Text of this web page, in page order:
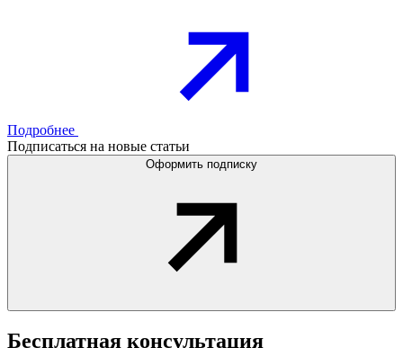
Подробнее
Подписаться на новые статьи
Оформить подписку
Бесплатная консультация